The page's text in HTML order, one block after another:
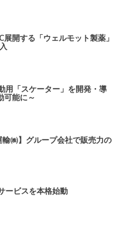
開する「ウェルモット製薬」
用「スケーター」を開発・導
可能に～
輸㈱】グループ会社で販売力の
ービスを本格始動